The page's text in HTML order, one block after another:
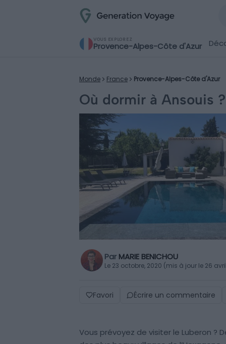
VOUS EXPLOREZ
Provence-Alpes-Côte d'Azur
Monde France Provence-Alpes-Côte d'Azur
Où dormir à Ansouis ?
Par MARIE BENICHOU
Le 23 octobre, 2020 (mis à jour le 26
Favori Écrire un commentaire
Vous prévoyez de visiter le Luberon ?